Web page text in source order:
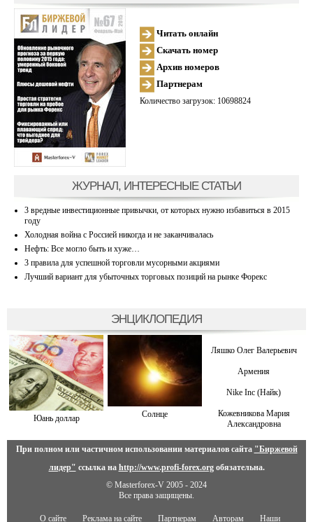
Читать онлайн
Скачать номер
Архив номеров
Партнерам
Количество загрузок: 10698824
ЖУРНАЛ, ИНТЕРЕСНЫЕ СТАТЬИ
3 вредные инвестиционные привычки, от которых нужно избавиться в 2015
году
Холодная война с Россией никогда и не заканчивалась
Нефть: Все могло быть и хуже…
3 правила для успешной торговли мусорными акциями
Лучший вариант для убыточных торговых позиций на рынке Форекс
ЭНЦИКЛОПЕДИЯ
Юань доллар Солнце
Ляшко Олег Валерьевич
Армения
Nike Inc (Найк)
Кожевникова Мария
Александровна
При полном или частичном использовании материалов сайта "Биржевой
лидер" ссылка на http://www.profi-forex.orgобязательна.
© Masterforex-V 2005 - 2024
Все права защищены.
О сайте Реклама на сайте Партнерам Авторам Наши